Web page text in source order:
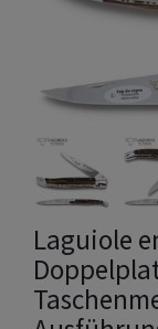
Laguiole